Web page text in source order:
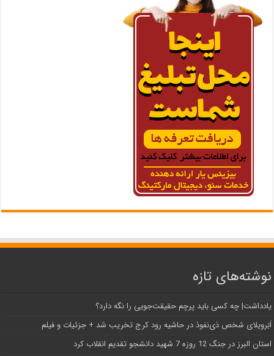
نوشته‌های تازه
یادداشت| ‌چه کسی باید پرچم حقیقت‌جویی را نگه دارد؟
اَبَر‌ویلای شخص ذی‌نفوذ در حاشیه‌ رود کرج تخریب شد + جزئیات و فیلم
استان البرز در جنگ 12 روزه 7 شهید دانشجو تقدیم انقلاب کرد